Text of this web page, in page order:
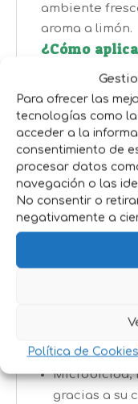
Para ofrecer las
tecnologías como
acceder a la
consentimiento de
procesar datos
navegación o las
No consentir o
negativamente a
Política de Cookies
ambiente
aroma a limón.
¿Cómo
Dilución
agua (250 ml
Métodos de
mediante
(con cepillo
Usos
desinfección
superficies
limpieza
ZOTAL®
Microbicida,
gracias a su